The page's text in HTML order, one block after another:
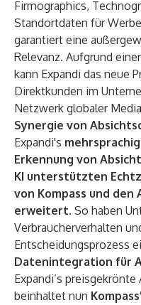
Firmographics,
Standortdaten für
garantiert eine
Relevanz. Aufgrund
kann Expandi das neue
Direktkunden im
Netzwerk globaler
Synergie von
Expandi's
Erkennung von
KI unterstützten
von Kompass und den
erweitert. So haben
Verbraucherverhalten
Entscheidungsprozess
Datenintegration für
Expandi’s
beinhaltet nun